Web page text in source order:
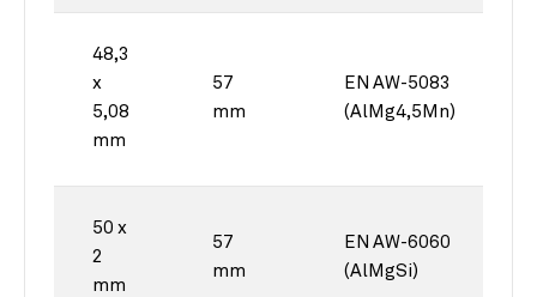
48,3
x
5,08
mm
57
mm
EN AW-5083
(AlMg4,5Mn)
50 x
2
mm
57
mm
EN AW-6060
(AlMgSi)